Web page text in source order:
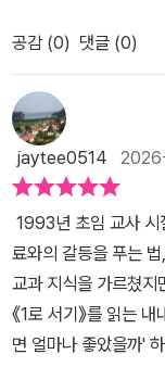
는 애매한 것들이다.
는 것이 결코 만만한
년생들에게 유용할 것
것 같을 수 있지만, 아
게 될 지도 모른다.
를 제공받아 주관적으로 작성하였습
자인하우스#1인분 #자립 #생활가이드 #1인가구#회사생활 #서평단
는 한 번의 경험 덕분
덜 무너질지도 모른
래서 저자는 자신이
군가가 조금이나마 경
던 이유도 여기에 있
하는 느낌이 아니라,
너는 조금 덜 다쳤으면
단순히 “열심히 살아
무 오랫동안 노력, 성
고 짚는다. 물론 노력
있는 지침서입니다.
립 생활 전반을 다룬다. 경제적 자립뿐 아니라 심리적 자립, 관계 관리
등 전반적 '1인분' 역
돈 벌고 쓰기, 타인과
짐을 함께 알려준다.
습관과 기술을 중요하
지 않으며, 심리적 안
하는 과정이라고 봅
삶'을 살기 위해서는
은 이를 위한 구체적
면과 현실 적응력을
천 대상 스스로의 삶
공감 (0) 댓글 (0)
jaytee0514
1993년 초임 교사 시
료와의 갈등을 푸는
교과 지식을 가르쳤지만
《1로 서기》를 읽는
면 얼마나 좋았을까'